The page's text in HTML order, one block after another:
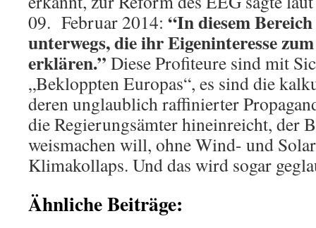
09. Februar 2014: “In diesem
unterwegs, die ihr Eigeninteresse
erklären.” Diese Profiteure sind mit
„Bekloppten Europas“, es sind die
deren unglaublich raffinierter
die Regierungsämter hineinreicht, der
weismachen will, ohne Wind- und
Klimakollaps. Und das wird sogar
Ähnliche Beiträge: